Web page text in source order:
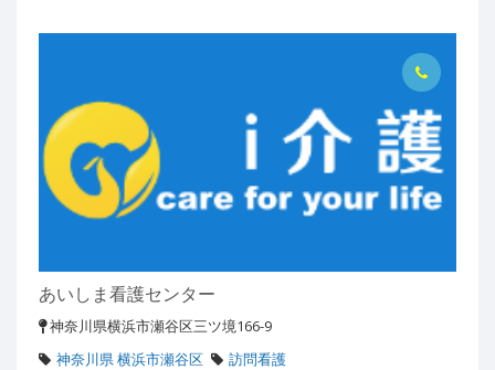
あいしま看護センター
神奈川県横浜市瀬谷区三ツ境166-9
神奈川県 横浜市瀬谷区
訪問看護